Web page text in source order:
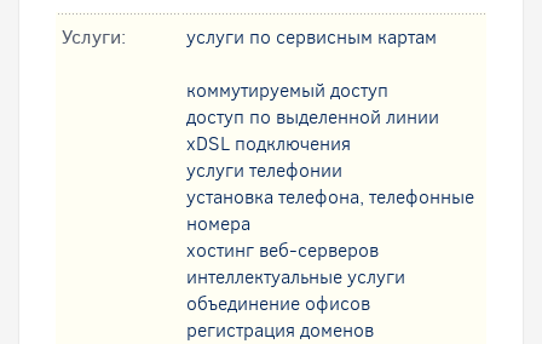
Услуги:
услуги по сервисным картам
коммутируемый доступ
доступ по выделенной линии
xDSL подключения
услуги телефонии
установка телефона, телефонные
номера
хостинг веб-серверов
интеллектуальные услуги
oбъединение офисов
регистрация доменов